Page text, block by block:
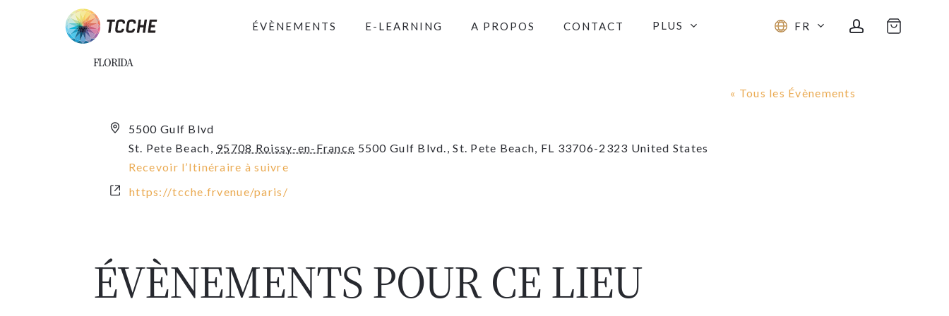
ÉVÈNEMENTS E-LEARNING A PROPOS CONTACT PLUS FR account
FLORIDA
« Tous les Évènements
Adresse
5500 Gulf Blvd
St. Pete Beach, 95708 Roissy-en-France 5500 Gulf Blvd., St. Pete Beach, FL 33706-2323 United States
Recevoir l’Itinéraire à suivre
Sitehttps://tcche.frvenue/paris/
ÉVÈNEMENTS POUR CE LIEU